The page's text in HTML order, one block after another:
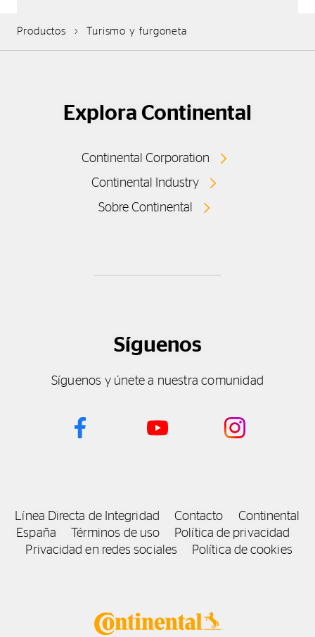
Productos Turismo y furgoneta
Explora Continental
Continental Corporation
Continental Industry
Sobre Continental
Síguenos
Síguenos y únete a nuestra comunidad
Línea Directa de Integridad Contacto
Continental
España
Términos de uso
Política de privacidad
Privacidad en redes sociales
Política de cookies